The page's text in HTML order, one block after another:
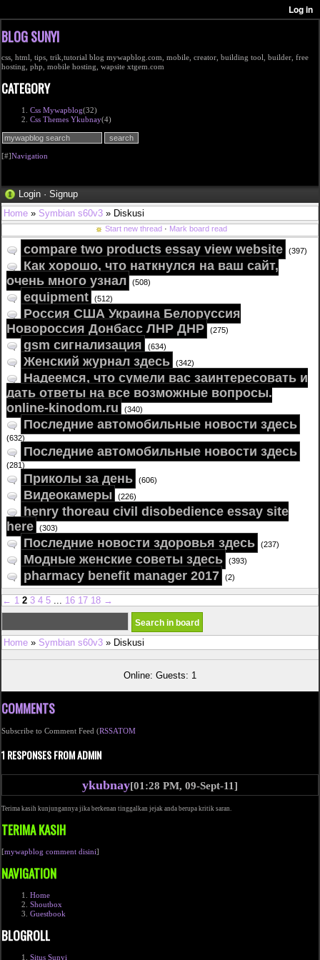
BLOG SUNYI
css, html, tips, trik,tutorial blog mywapblog.com, mobile, creator, building tool, builder, free
hosting, php, mobile hosting, wapsite xtgem.com
CATEGORY
Css Mywapblog(32)
Css Themes Ykubnay(4)
[#]Navigation
Login · Signup
Home » Symbian s60v3 » Diskusi
Start new thread · Mark board read
compare two products essay view website (397)
Как хорошо, что наткнулся на ваш сайт,
очень много узнал
(508)
equipment (512)
Россия США Украина Белоруссия
Новороссия Донбасс ЛНР ДНР
(275)
gsm сигнализация (634)
Женский журнал здесь (342)
Надеемся, что сумели вас заинтересовать и
дать ответы на все возможные вопросы.
online-kinodom.ru
(340)
Последние автомобильные новости здесь
(632)
Последние автомобильные новости здесь
(281)
Приколы за день (606)
Видеокамеры (226)
henry thoreau civil disobedience essay site
here
(303)
Последние новости здоровья здесь (237)
Модные женские советы здесь (393)
pharmacy benefit manager 2017 (2)
← 1 2 3 4 5 ... 16 17 18 →
Home » Symbian s60v3 » Diskusi
Online: Guests: 1
COMMENTS
Subscribe to Comment Feed (RSSATOM
1 RESPONSES FROM ADMIN
ykubnay[01:28 PM, 09-Sept-11]
Terima kasih kunjungannya jika berkenan tinggalkan jejak anda berupa kritik saran.
TERIMA KASIH
[mywapblog comment disini]
NAVIGATION
Home
Shoutbox
Guestbook
BLOGROLL
Situs Sunyi